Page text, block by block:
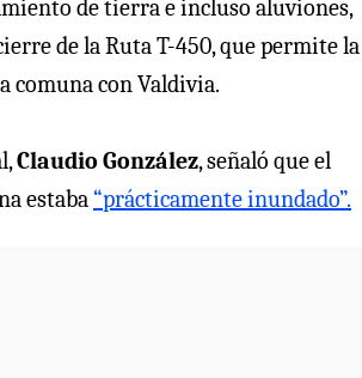
de tierra e incluso aluviones,
de la Ruta T-450, que permite la
comuna con Valdivia.
Claudio González, señaló que el
estaba “prácticamente inundado”.